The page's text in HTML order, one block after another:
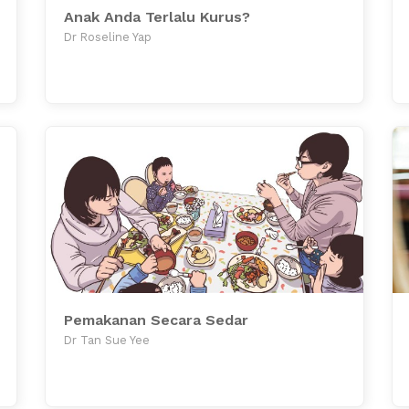
Anak Anda Terlalu Kurus?
Dr Roseline Yap
Pemakanan Secara Sedar
Dr Tan Sue Yee